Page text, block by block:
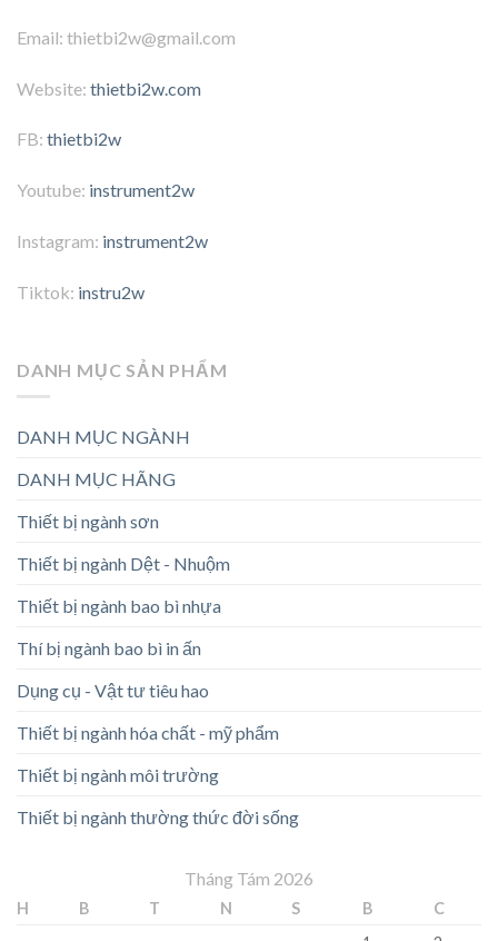
Email: thietbi2w@gmail.com
Website: thietbi2w.com
FB: thietbi2w
Youtube: instrument2w
Instagram: instrument2w
Tiktok: instru2w
DANH MỤC SẢN PHẨM
DANH MỤC NGÀNH
DANH MỤC HÃNG
Thiết bị ngành sơn
Thiết bị ngành Dệt - Nhuộm
Thiết bị ngành bao bì nhựa
Thí bị ngành bao bì in ấn
Dụng cụ - Vật tư tiêu hao
Thiết bị ngành hóa chất - mỹ phẩm
Thiết bị ngành môi trường
Thiết bị ngành thường thức đời sống
Tháng Tám 2026
H B T N S B
C